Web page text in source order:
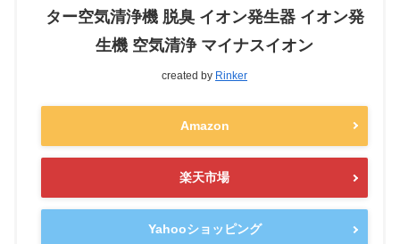
ター空気清浄機 脱臭 イオン発生器 イオン発
生機 空気清浄 マイナスイオン
created by Rinker
Amazon
楽天市場
Yahooショッピング